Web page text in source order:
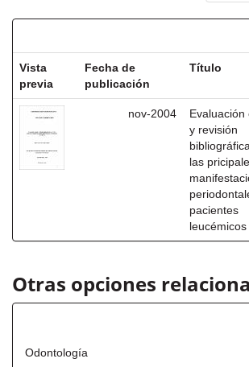
Vista
previa
Fecha de
publicación
Título
nov-2004
Evaluación
y revisión
las
pacientes
leucémicos
Otras opciones
Odontología